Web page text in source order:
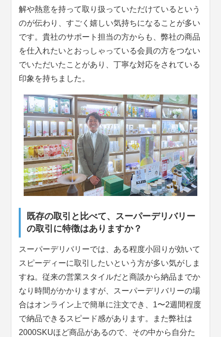
解や熱意を持って取り扱っていただけているという
のが伝わり、すごく嬉しい気持ちになることが多い
です。貴社のサポート担当の方からも、弊社の商品
を仕入れたいとおっしゃっている会員の方をつない
でいただいたことがあり、丁寧な対応をされている
印象を持ちました。
既存の取引と比べて、スーパーデリバリー
の取引に特徴はありますか？
スーパーデリバリーでは、ある程度小回りが効いて
スピーディーに取引したいという方が多い気がしま
すね。従来の営業スタイルだと商談から納品までか
なり時間がかかりますが、スーパーデリバリーの場
合はオンライン上で簡単に注文でき、1〜2週間程度
で納品できるスピード感があります。また弊社は
2000SKUほど商品があるので、その中から自分た